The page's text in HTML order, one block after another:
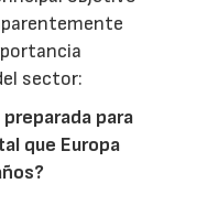
sector:
para
que Europa